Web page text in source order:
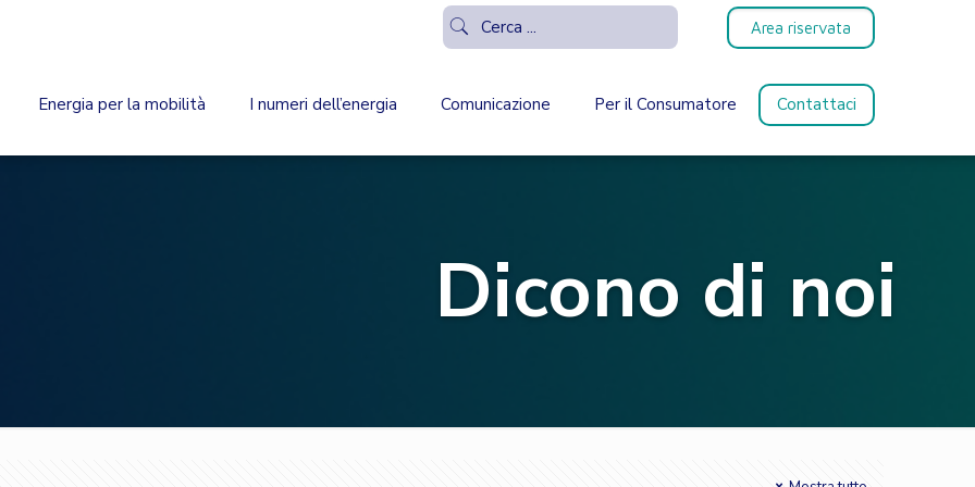
Area riservata
Energia per la mobilità I numeri dell’energia Comunicazione Per il Consumatore Contattaci
Dicono di noi